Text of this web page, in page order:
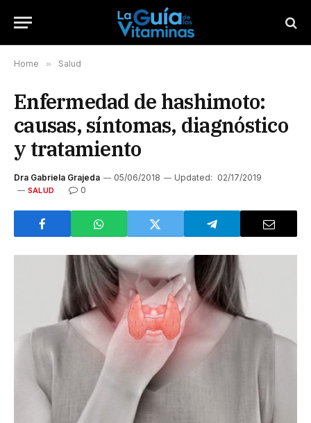
Home » Salud
Enfermedad de hashimoto:
causas, síntomas, diagnóstico
y tratamiento
Dra Gabriela Grajeda 05/06/2018 Updated: 02/17/2019
SALUD 0